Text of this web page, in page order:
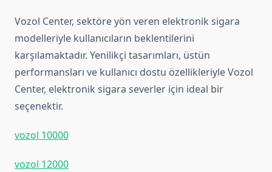
Vozol Center, sektöre yön veren elektronik sigara
modelleriyle kullanıcıların beklentilerini
karşılamaktadır. Yenilikçi tasarımları, üstün
performansları ve kullanıcı dostu özellikleriyle Vozol
Center, elektronik sigara severler için ideal bir
seçenektir.
vozol 10000
vozol 12000